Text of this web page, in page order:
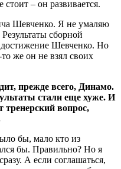
– он развивается.
Шевченко. Я не умаляю
сборной
Шевченко. Но
же он не взял своих
прежде всего, Динамо.
стали еще хуже. И
тренерский вопрос,
бы, мало кто из
бы. Правильно? Но я
А если соглашаться,